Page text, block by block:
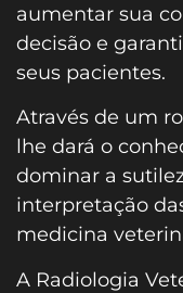
aumentar sua
decisão e
seus pacientes.
Através de um
lhe dará o
dominar a
interpretação
medicina
A Radiologia